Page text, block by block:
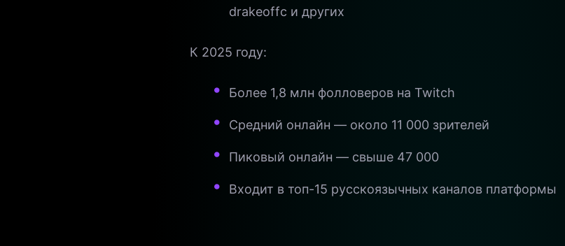
drakeoffc и других
К 2025 году:
Более 1,8 млн фолловеров на Twitch
Средний онлайн — около 11 000 зрителей
Пиковый онлайн — свыше 47 000
Входит в топ-15 русскоязычных каналов платформы